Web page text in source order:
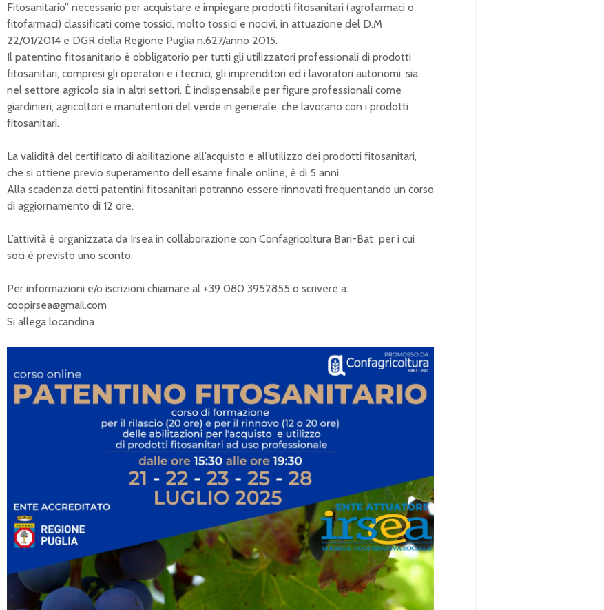
Fitosanitario” necessario per acquistare e impiegare prodotti fitosanitari (agrofarmaci o
fitofarmaci) classificati come tossici, molto tossici e nocivi, in attuazione del D.M
22/01/2014 e DGR della Regione Puglia n.627/anno 2015.
Il patentino fitosanitario è obbligatorio per tutti gli utilizzatori professionali di prodotti
fitosanitari, compresi gli operatori e i tecnici, gli imprenditori ed i lavoratori autonomi, sia
nel settore agricolo sia in altri settori. È indispensabile per figure professionali come
giardinieri, agricoltori e manutentori del verde in generale, che lavorano con i prodotti
fitosanitari.
La validità del certificato di abilitazione all’acquisto e all’utilizzo dei prodotti fitosanitari,
che si ottiene previo superamento dell’esame finale online, è di 5 anni.
Alla scadenza detti patentini fitosanitari potranno essere rinnovati frequentando un corso
di aggiornamento di 12 ore.
L’attività è organizzata da Irsea in collaborazione con Confagricoltura Bari-Bat per i cui
soci è previsto uno sconto.
Per informazioni e/o iscrizioni chiamare al +39 080 3952855 o scrivere a:
coopirsea@gmail.com
Si allega locandina